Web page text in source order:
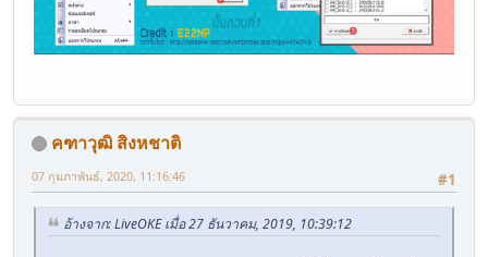
คฑาวุฒิ สิงหชาติ
#1
07 กุมภาพันธ์, 2020, 11:16:46
อ้างจาก: LiveOKE เมื่อ 27 ธันวาคม, 2019, 10:39:12